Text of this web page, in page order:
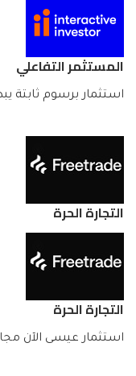
المستثمر التفاعلي
استثمار برسوم ثابتة يبدأ من 4.99 جنيهًا
التجارة الحرة
التجارة الحرة
استثمار عيسى الآن